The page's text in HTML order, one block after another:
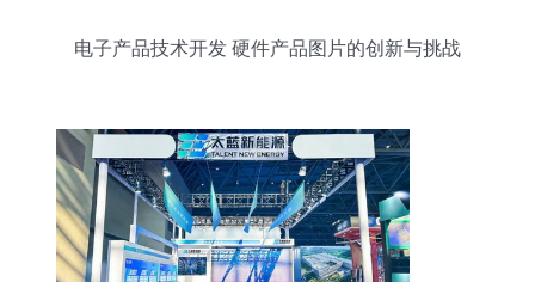
电子产品技术开发 硬件产品图片的创新与挑战